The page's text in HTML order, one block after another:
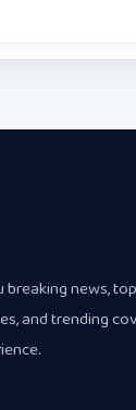
breaking news,
and trending